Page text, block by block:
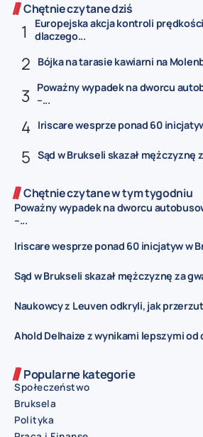
Chętnie czytane dziś
Europejska akcja kontroli
dlaczego...
Bójka na tarasie kawiarni na
Poważny wypadek na dworcu
–...
Iriscare wesprze ponad 60
Sąd w Brukseli skazał mężczyznę
Chętnie czytane w tym tygodniu
Poważny wypadek na dworcu
–...
Iriscare wesprze ponad 60 inicjatyw w
Sąd w Brukseli skazał mężczyznę za
Naukowcy z Leuven odkryli, jak
Ahold Delhaize z wynikami lepszymi od
Popularne kategorie
Społeczeństwo
Bruksela
Polityka